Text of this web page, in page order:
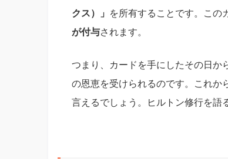
クス）」
を所有することです。この
が付与されます。
つまり、カードを手にしたその日か
の恩恵を受けられるのです。これか
言えるでしょう。ヒルトン修行を語